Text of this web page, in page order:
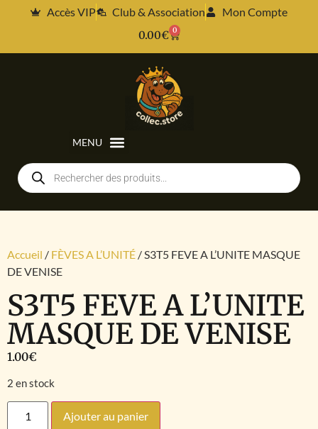
Accès VIP Club & Association
Mon Compte
0.00€ 0
Accueil / FÈVES A L’UNITÉ / S3T5 FEVE A L’UNITE MASQUE
DE VENISE
S3T5 FEVE A L’UNITE
MASQUE DE VENISE
1.00€
2 en stock
Ajouter au panier